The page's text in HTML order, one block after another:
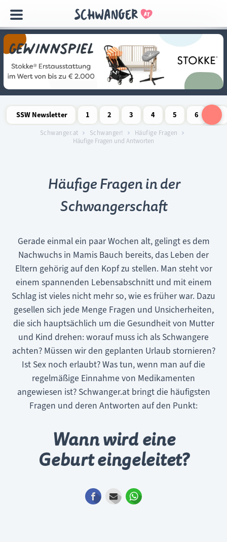
überspringen
SSW Newsletter
1
Schwangerschaftswoche
2
Schwangerschaftswoche
3
Schwangerschaftswoche
4
Schwangerschaftswoche
5
Schwangerschaftswoche
6
Schwanger.at Schwanger!
Häufige Fragen
Häufige Fragen und Antworten
Häufige Fragen in der
Schwangerschaft
Gerade einmal ein paar Wochen alt, gelingt es dem
Nachwuchs in Mamis Bauch bereits, das Leben der
Eltern gehörig auf den Kopf zu stellen. Man steht vor
einem spannenden Lebensabschnitt und mit einem
Schlag ist vieles nicht mehr so, wie es früher war. Dazu
gesellen sich jede Menge Fragen und Unsicherheiten,
die sich hauptsächlich um die Gesundheit von Mutter
und Kind drehen: worauf muss ich als Schwangere
achten? Müssen wir den geplanten Urlaub stornieren?
Ist Sex noch erlaubt? Was tun, wenn man auf die
regelmäßige Einnahme von Medikamenten
angewiesen ist? Schwanger.at bringt die häufigsten
Fragen und deren Antworten auf den Punkt:
Wann wird eine
Geburt eingeleitet?
Facebook
E-mail